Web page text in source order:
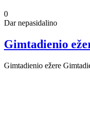
0
Dar nepasidalino
Gimtadienio
Gimtadienio ežere